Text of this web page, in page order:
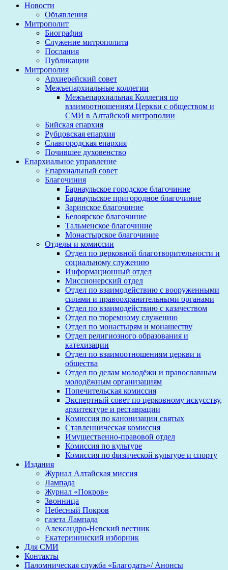
Новости
Объявления
Митрополит
Биография
Служение митрополита
Послания
Публикации
Митрополия
Архиерейский совет
Межъепархиальные коллегии
Межъепархиальная Коллегия по
взаимоотношениям Церкви с обществом и
СМИ в Алтайской митрополии
Бийская епархия
Рубцовская епархия
Славгородская епархия
Почившее духовенство
Епархиальное управление
Епархиальный совет
Благочиния
Барнаульское городское благочиние
Барнаульское пригородное благочиние
Заринское благочиние
Белоярское благочиние
Тальменское благочиние
Монастырское благочиние
Отделы и комиссии
Отдел по церковной благотворительности и
социальному служению
Информационный отдел
Миссионерский отдел
Отдел по взаимодействию с вооруженными
силами и правоохранительными органами
Отдел по взаимодействию с казачеством
Отдел по тюремному служению
Отдел по монастырям и монашеству
Отдел религиозного образования и
катехизации
Отдел по взаимоотношениям церкви и
общества
Отдел по делам молодёжи и православным
молодёжным организациям
Попечительская комиссия
Экспертный совет по церковному искусству,
архитектуре и реставрации
Комиссия по канонизации святых
Ставленническая комиссия
Имущественно-правовой отдел
Комиссия по культуре
Комиссия по физической культуре и спорту
Издания
Журнал Алтайская миссия
Лампада
Журнал «Покров»
Звонница
Небесный Покров
газета Лампада
Александро-Невский вестник
Екатерининский изборник
Для СМИ
Контакты
Паломническая служба «Благодать»/ Анонсы